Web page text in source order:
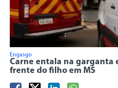
Engasgo
Carne entala na garganta
frente do filho em MS